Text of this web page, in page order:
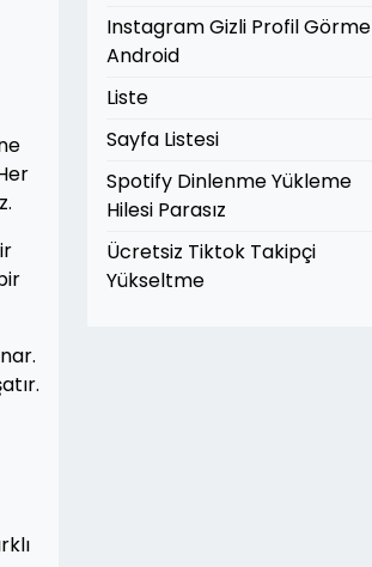
Instagram Gizli Profil Görme
Android
Liste
Sayfa Listesi
Spotify Dinlenme Yükleme
Hilesi Parasız
Ücretsiz Tiktok Takipçi
Yükseltme